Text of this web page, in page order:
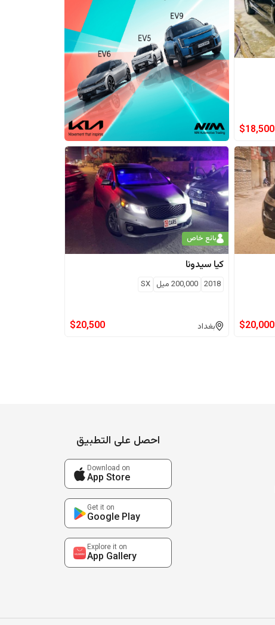
$18,500
$20,000
بائع خاص
كيا سيدونا
2018
200,000 ميل SX
بغداد $20,500
احصل على التطبيق
Download on
App Store
Get it on
Google Play
Explore it on
App Gallery